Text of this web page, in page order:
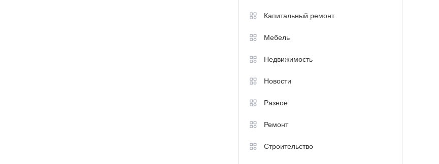
Капитальный ремонт
Мебель
Недвижимость
Новости
Разное
Ремонт
Строительство